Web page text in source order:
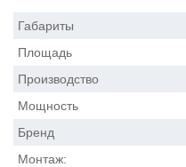
Габариты
Площадь
Производство
Мощность
Бренд
Монтаж: